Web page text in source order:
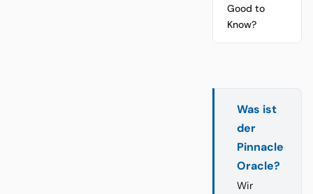
Good to
Know?
Was ist
der
Pinnacle
Oracle?
Wir